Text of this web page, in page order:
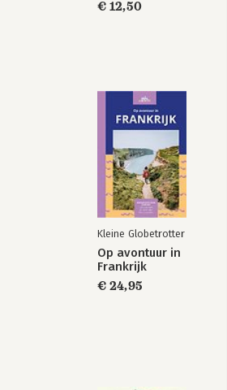
€ 12,50
Kleine Globetrotter
Op avontuur in
Frankrijk
€ 24,95